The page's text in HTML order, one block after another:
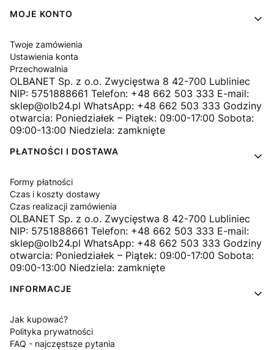
MOJE KONTO
Twoje zamówienia
Ustawienia konta
Przechowalnia
OLBANET Sp. z o.o. Zwycięstwa 8 42-700 Lubliniec
NIP: 5751888661 Telefon: +48 662 503 333 E-mail:
sklep@olb24.pl WhatsApp: +48 662 503 333 Godziny
otwarcia: Poniedziałek – Piątek: 09:00-17:00 Sobota:
09:00-13:00 Niedziela: zamknięte
PŁATNOŚCI I DOSTAWA
Formy płatności
Czas i koszty dostawy
Czas realizacji zamówienia
OLBANET Sp. z o.o. Zwycięstwa 8 42-700 Lubliniec
NIP: 5751888661 Telefon: +48 662 503 333 E-mail:
sklep@olb24.pl WhatsApp: +48 662 503 333 Godziny
otwarcia: Poniedziałek – Piątek: 09:00-17:00 Sobota:
09:00-13:00 Niedziela: zamknięte
INFORMACJE
Jak kupować?
Polityka prywatności
FAQ - najczęstsze pytania